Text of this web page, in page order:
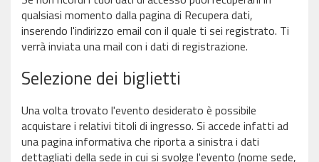
qualsiasi momento dalla pagina di Recupera dati,
inserendo l'indirizzo email con il quale ti sei registrato. Ti
verrà inviata una mail con i dati di registrazione.
Selezione dei biglietti
Una volta trovato l'evento desiderato è possibile
acquistare i relativi titoli di ingresso. Si accede infatti ad
una pagina informativa che riporta a sinistra i dati
dettagliati della sede in cui si svolge l'evento (nome sede,